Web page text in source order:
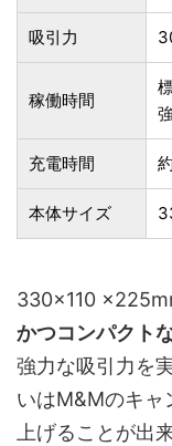
吸引力
稼働時間
充電時間
本体サイズ
330x110
かつコンパクト
強力な吸引力を
いはM&Mのキャ
上げることが出